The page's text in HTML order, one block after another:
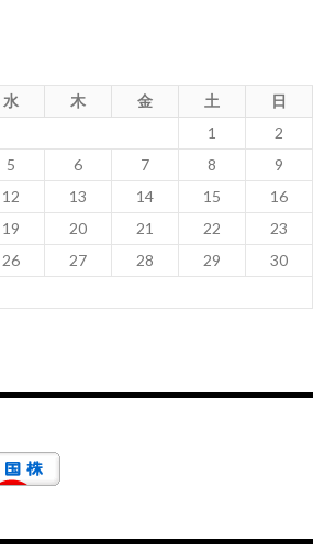
水 木 金 土
日
1
2
5 6 7 8
9
12 13 14 15
16
19 20 21 22
23
26 27 28 29
30